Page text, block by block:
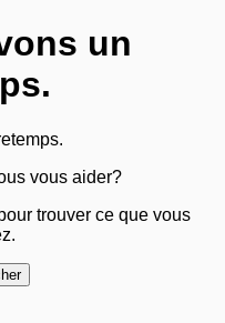
un
vous aider?
trouver ce que vous